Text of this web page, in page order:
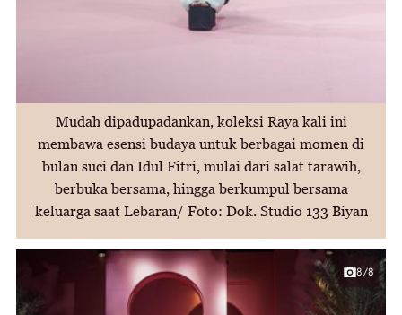
Mudah dipadupadankan, koleksi Raya kali ini
membawa esensi budaya untuk berbagai momen di
bulan suci dan Idul Fitri, mulai dari salat tarawih,
berbuka bersama, hingga berkumpul bersama
keluarga saat Lebaran/ Foto: Dok. Studio 133 Biyan
8/8